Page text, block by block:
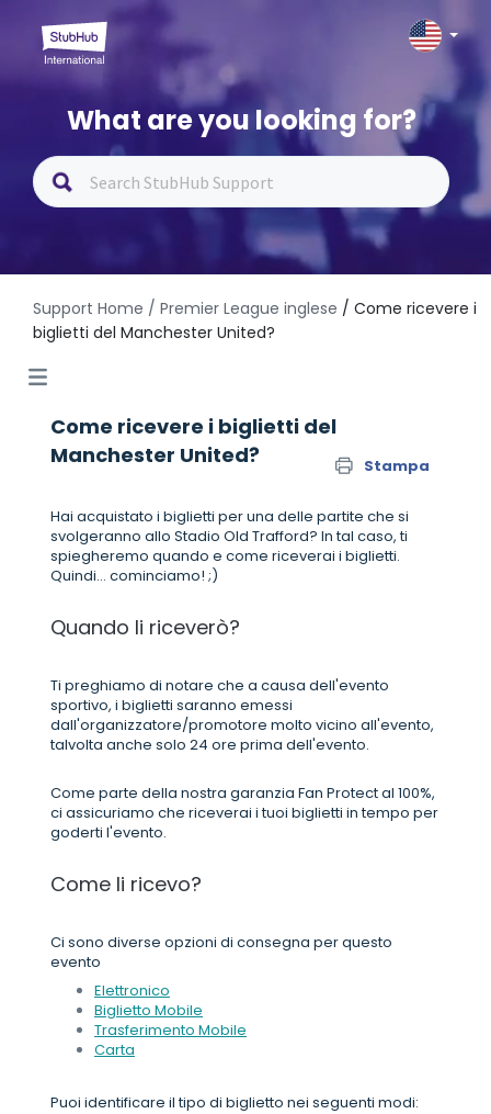
What are you looking for?
Support Home / Premier League inglese / Come ricevere i
biglietti del Manchester United?
Come ricevere i biglietti del
Manchester United?
Stampa
Hai acquistato i biglietti per una delle partite che si
svolgeranno allo Stadio Old Trafford? In tal caso, ti
spiegheremo quando e come riceverai i biglietti.
Quindi... cominciamo! ;)
Quando li riceverò?
Ti preghiamo di notare che a causa dell'evento
sportivo, i biglietti saranno emessi
dall'organizzatore/promotore molto vicino all'evento,
talvolta anche solo 24 ore prima dell'evento.
Come parte della nostra garanzia Fan Protect al 100%,
ci assicuriamo che riceverai i tuoi biglietti in tempo per
goderti l'evento.
Come li ricevo?
Ci sono diverse opzioni di consegna per questo
evento
Elettronico
Biglietto Mobile
Trasferimento Mobile
Carta
Puoi identificare il tipo di biglietto nei seguenti modi: